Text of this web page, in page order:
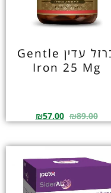
ברזל עדין Gentle
Iron 25 Mg
₪89.00
₪57.00